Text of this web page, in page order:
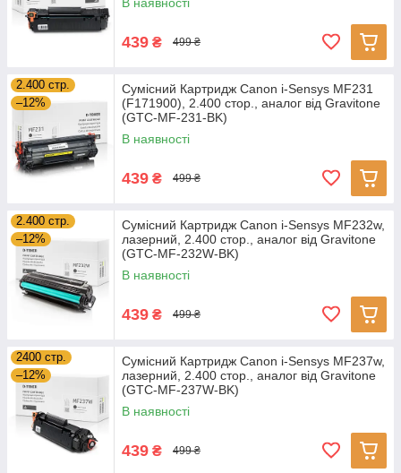
439 ₴ 499 ₴
2.400 стр.
–12%
Сумісний Картридж Canon i-Sensys MF231
(F171900), 2.400 стор., аналог від Gravitone
(GTC-MF-231-BK)
В наявності
439 ₴ 499 ₴
2.400 стр.
–12%
Сумісний Картридж Canon i-Sensys MF232w,
лазерний, 2.400 стор., аналог від Gravitone
(GTC-MF-232W-BK)
В наявності
439 ₴ 499 ₴
2400 стр.
–12%
Сумісний Картридж Canon i-Sensys MF237w,
лазерний, 2.400 стор., аналог від Gravitone
(GTC-MF-237W-BK)
В наявності
439 ₴ 499 ₴